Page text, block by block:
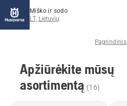
Miško ir sodo
LT, Lietuvių
Pagrindinis
Apžiūrėkite mūsų
asortimentą (16)